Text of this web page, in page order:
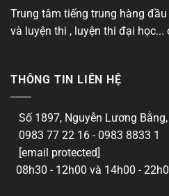
Trung tâm tiếng trung hàng
và luyện thi , luyện thi đại
THÔNG TIN LIÊN HỆ
Số 1897, Nguyễn Lương
0983 77 22 16 - 0983 8833 1
[email protected]
08h30 - 12h00 và 14h00 -